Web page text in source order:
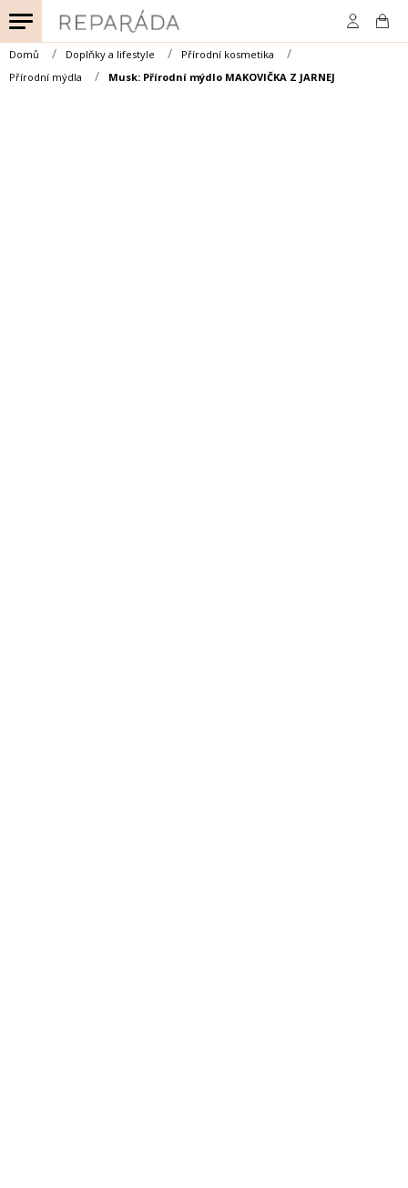
na
obsah
Domů Doplňky a lifestyle
Přírodní kosmetika
Přírodní mýdla
Musk: Přírodní mýdlo MAKOVIČKA Z JARNEJ